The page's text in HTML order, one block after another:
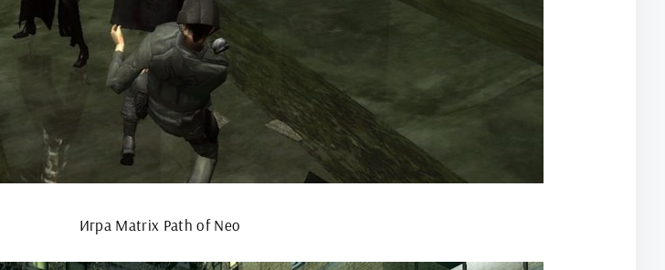
Игра Matrix Path of Neo